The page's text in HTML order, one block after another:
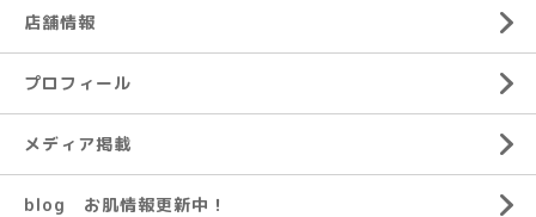
店舗情報
プロフィール
メディア掲載
blog お肌情報更新中！